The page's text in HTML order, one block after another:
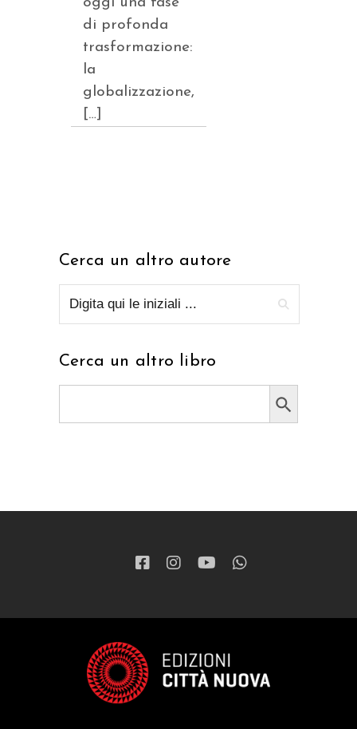
di profonda
trasformazione:
la
globalizzazione,
[…]
Cerca un altro autore
Cerca un altro libro
Search Button